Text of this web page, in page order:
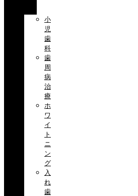
小
児
歯
科
歯
周
病
治
療
ホ
ワ
イ
ト
ニ
ン
グ
入
れ
歯